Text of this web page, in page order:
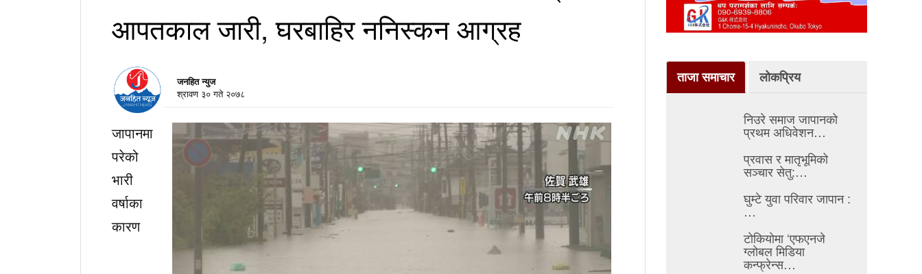
आपतकाल जारी, घरबाहिर ननिस्कन आग्रह
जनहित न्युज
श्रावण ३० गते २०७८
जापानमा
परेको
भारी
वर्षाका
कारण
ताजा समाचार लोकप्रिय
निउरे समाज जापानको
प्रथम अधिवेशन…
प्रवास र मातृभूमिको
सञ्चार सेतु:…
घुम्टे युवा परिवार जापान :
…
टोकियोमा ‘एफएनजे
ग्लोबल मिडिया
कन्फ्रेन्स…